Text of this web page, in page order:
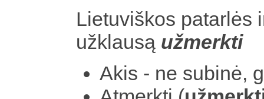
Lietuviškos patarlės
užklausą užmerkti
Akis - ne subinė,